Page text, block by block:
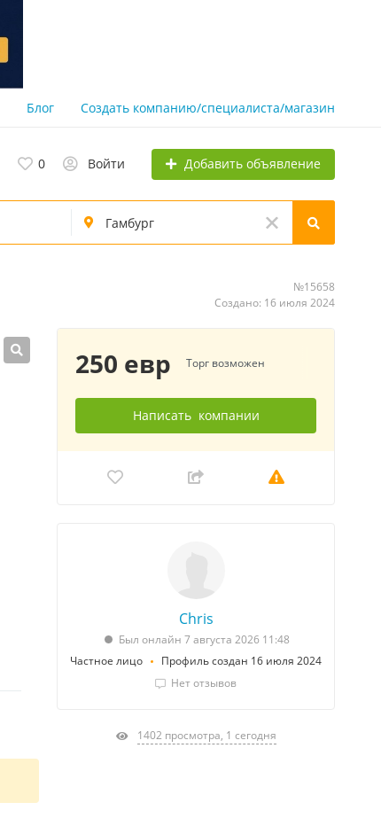
Блог Создать компанию/специалиста/магазин
0 Войти Добавить объявление
№15658
Создано: 16 июля 2024
250 евр Торг возможен
Написать компании
Chris
Был онлайн 7 августа 2026 11:48
Частное лицо
Профиль создан 16 июля 2024
Нет отзывов
1402 просмотра, 1 сегодня